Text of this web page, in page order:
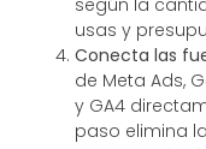
usas y
Conecta las
de Meta Ads,
y GA4
paso elimina